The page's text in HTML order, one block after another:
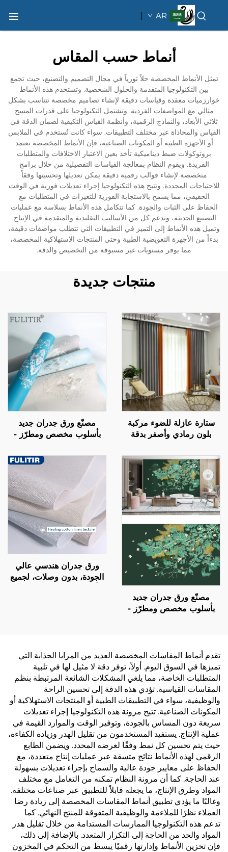
AR
أنماط حسب المقاس
تمثل الأنماط المخصصة حلاً ثورياً في مجال التصميم والتصنيع، حيث تجمع
بين التكنولوجيا المتقدمة والحلول الشخصية. وتستخدم هذه الأنماط
خوارزميات معقدة وقياسات دقيقة لإنشاء تصاميم مخصصة تتناسب بشكل
مثالي مع المواصفات الفردية. وتشتمل التكنولوجيا على قدرات المسح
ثلاثي الأبعاد، والنماذج الرقمية، وأنظمة القياس التكيفية لضمان الدقة في
القياس والمحاذاة عبر مختلف التطبيقات. سواء كانت تُستخدم في الملابس
أو الأجهزة الطبية أو المكونات الصناعية، فإن الأنماط المخصصة تعتمد
بروتوكولات ضبط ديناميكية تأخذ بعين الاعتبار الاختلافات والمتطلبات
الفريدة. ويقوم النظام بمعالجة القياسات التفصيلية من خلال برامج
متخصصة لإنشاء قوالب رقمية دقيقة يمكن تعديلها وتحسينها وفقاً
للاحتياجات المحددة. وتتيح هذه التكنولوجيا إجراء تعديلات فورية في الوقت
الحقيقي، مما يسمح بالاستجابة الفورية للتغيرات في المتطلبات مع
الحفاظ على الثبات والجودة. كما تتكامل هذه الأنماط بسلاسة مع عمليات
التصنيع الحديثة، وتدعم كل من الأساليب التقليدية والمتقدمة في الإنتاج.
وتميل هذه الأنماط إلى التميز في التطبيقات التي تتطلب مواصفات دقيقة،
بدءاً من الأجهزة التعويضية الطبية وحتى المنتجات الاستهلاكية المخصصة،
مما يوفر مستويات غير مسبوقة من التخصيص والدقة.
منتجات جديدة
ستارة عازلة للضوء مركبة
بلون رمادي وأصفر بدقة
ستارة ذات طراز حديث
وبسيط بألوان مُقَسَّمة
مصنّع ورق جدران جديد
بأسلوب مخصص ومطرّز -
فواصل لجميع أنحاء المنزل،
يتمتع بأسلوب فاخر خفيف
وعالي الجودة ودقيق للغاية،
مناسب لخلفيات غرف النوم
وغرف المعيشة.
مصنّع ورق جدران جديد
بأسلوب مخصص ومطرّز -
وعالي الجودة ودقيق للغاية،
مناسب لخلفيات غرف النوم
وغرف المعيشة
ورق جدران هندسي عالي
الجودة، بدون وصلات، لجميع
تقدم أنماط المقاسات المخصصة العديد من المزايا الجذابة التي
تميزها في السوق اليوم. أولاً، توفر دقة لا مثيل لها في تلبية
المتطلبات الخاصة، مما يلغي المشكلات الشائعة المرتبطة بنظم
المقاسات القياسية. تؤدي هذه الدقة إلى تحسين الراحة
والوظيفية، سواء في التطبيقات الطبية أو المنتجات الاستهلاكية أو
المكونات الصناعية. تتيح مرونة هذه التكنولوجيا إجراء تعديلات
سريعة دون المساس بالجودة، وتوفير الوقت والموارد القيمة في
عملية الإنتاج. يستفيد المستخدمون من تقليل الهدر وزيادة الكفاءة،
حيث يتم تحسين كل نمط وفقًا لغرضه المحدد. ويضمن الطابع
الرقمي لهذه الأنماط نتائج متسقة عبر عمليات إنتاج متعددة، مع
الحفاظ على معايير جودة عالية والسماح بإجراء تعديلات بسهولة
عند الحاجة. كما أن مرونة النظام تمكنه من التعامل مع مختلف
المواد وطرق الإنتاج، ما يجعله قابلاً للتطبيق عبر صناعات مختلفة.
وغالبًا ما يؤدي تطبيق أنماط المقاسات المخصصة إلى زيادة رضا
العملاء نظرًا للملاءمة والوظيفية المتفوقة للمنتج النهائي. كما
تدعم هذه التكنولوجيا الممارسات المستدامة من خلال تقليل هدر
المواد والحد من الحاجة إلى التكرار المتعدد. بالإضافة إلى ذلك،
فإن تخزين الأنماط وإدارتها رقميًا يبسط من التحكم في المخزون